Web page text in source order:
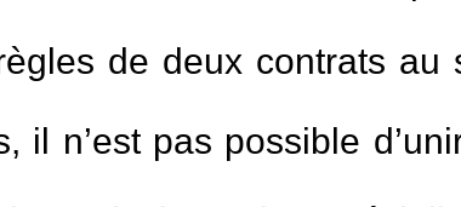
de deux contrats au
il n’est pas possible